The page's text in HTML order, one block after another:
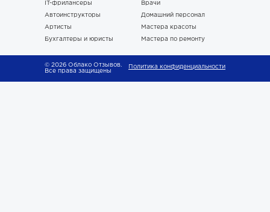
IT-фрилансеры
Автоинструкторы
Артисты
Бухгалтеры и юристы
Врачи
Домашний персонал
Мастера красоты
Мастера по ремонту
© 2026 Облако Отзывов.
Все права защищены
Политика конфиденциальности